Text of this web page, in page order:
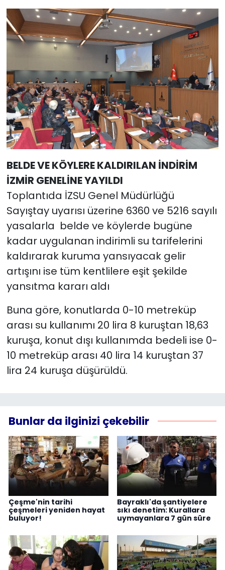
BELDE VE KÖYLERE KALDIRILAN İNDİRİM
İZMİR GENELİNE YAYILDI
Toplantıda İZSU Genel Müdürlüğü
Sayıştay uyarısı üzerine 6360 ve 5216 sayılı
yasalarla belde ve köylerde bugüne
kadar uygulanan indirimli su tarifelerini
kaldırarak kuruma yansıyacak gelir
artışını ise tüm kentlilere eşit şekilde
yansıtma kararı aldı
Buna göre, konutlarda 0-10 metreküp
arası su kullanımı 20 lira 8 kuruştan 18,63
kuruşa, konut dışı kullanımda bedeli ise 0-
10 metreküp arası 40 lira 14 kuruştan 37
lira 24 kuruşa düşürüldü.
Bunlar da ilginizi çekebilir
Çeşme'nin tarihi
çeşmeleri yeniden hayat
buluyor!
Bayraklı'da şantiyelere
sıkı denetim: Kurallara
uymayanlara 7 gün süre